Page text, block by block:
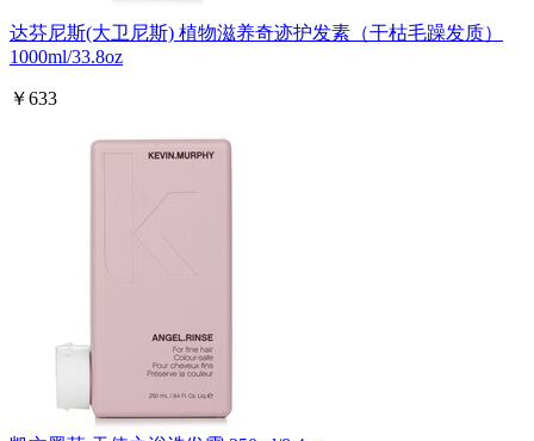
达芬尼斯(大卫尼斯) 植物滋养奇迹护发素（干枯毛躁发质）
1000ml/33.8oz
￥633